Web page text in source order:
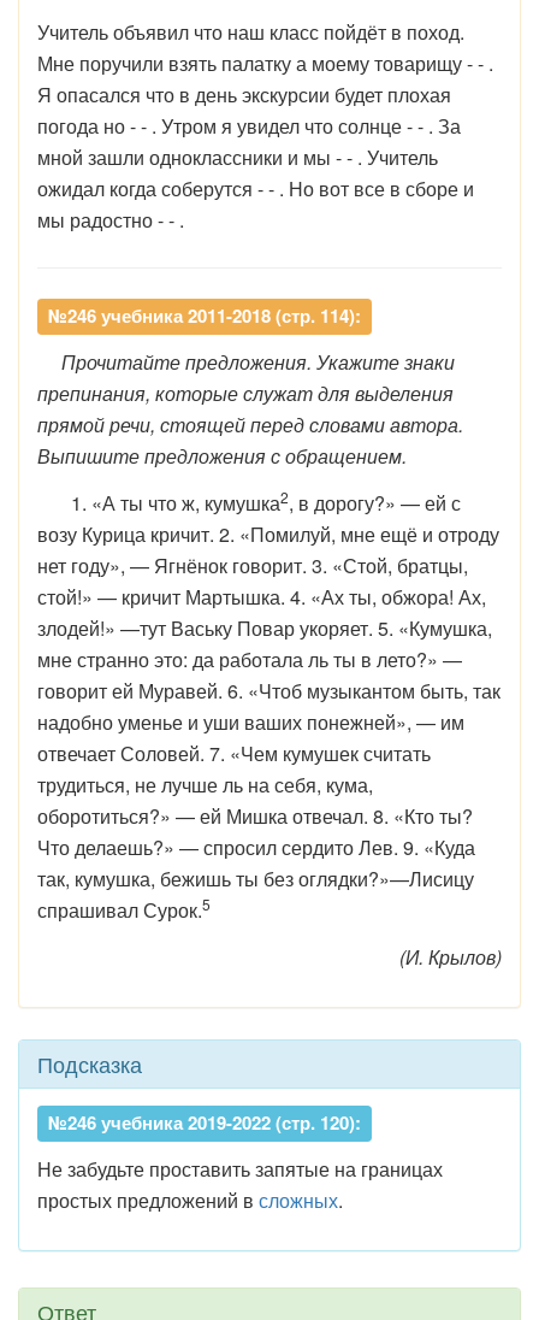
Учитель объявил что наш класс пойдёт в поход.
Мне поручили взять палатку а моему товарищу - - .
Я опасался что в день экскурсии будет плохая
погода но - - . Утром я увидел что солнце - - . За
мной зашли одноклассники и мы - - . Учитель
ожидал когда соберутся - - . Но вот все в сборе и
мы радостно - - .
№246 учебника 2011-2018 (стр. 114):
Прочитайте предложения. Укажите знаки
препинания, которые служат для выделения
прямой речи, стоящей перед словами автора.
Выпишите предложения с обращением.
1. «А ты что ж, кумушка2, в дорогу?» — ей с
возу Курица кричит. 2. «Помилуй, мне ещё и отроду
нет году», — Ягнёнок говорит. 3. «Стой, братцы,
стой!» — кричит Мартышка. 4. «Ах ты, обжора! Ах,
злодей!» —тут Ваську Повар укоряет. 5. «Кумушка,
мне странно это: да работала ль ты в лето?» —
говорит ей Муравей. 6. «Чтоб музыкантом быть, так
надобно уменье и уши ваших понежней», — им
отвечает Соловей. 7. «Чем кумушек считать
трудиться, не лучше ль на себя, кума,
оборотиться?» — ей Мишка отвечал. 8. «Кто ты?
Что делаешь?» — спросил сердито Лев. 9. «Куда
так, кумушка, бежишь ты без оглядки?»—Лисицу
спрашивал Сурок.5
(И. Крылов)
Подсказка
№246 учебника 2019-2022 (стр. 120):
Не забудьте проставить запятые на границах
простых предложений в сложных.
Ответ